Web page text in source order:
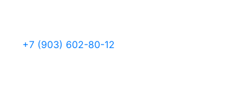
+7 (903) 602-80-12